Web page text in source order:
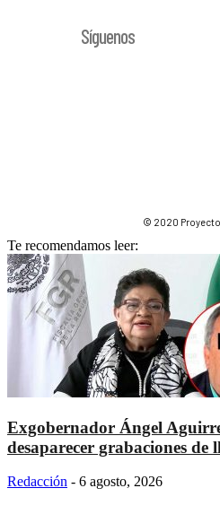
Síguenos
© 2020 Proyecto
Te recomendamos leer:
Exgobernador Ángel
desaparecer grabaciones de
Redacción - 6 agosto, 2026